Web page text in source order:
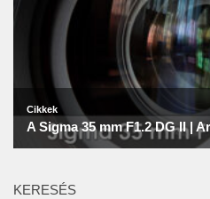
KERESÉS